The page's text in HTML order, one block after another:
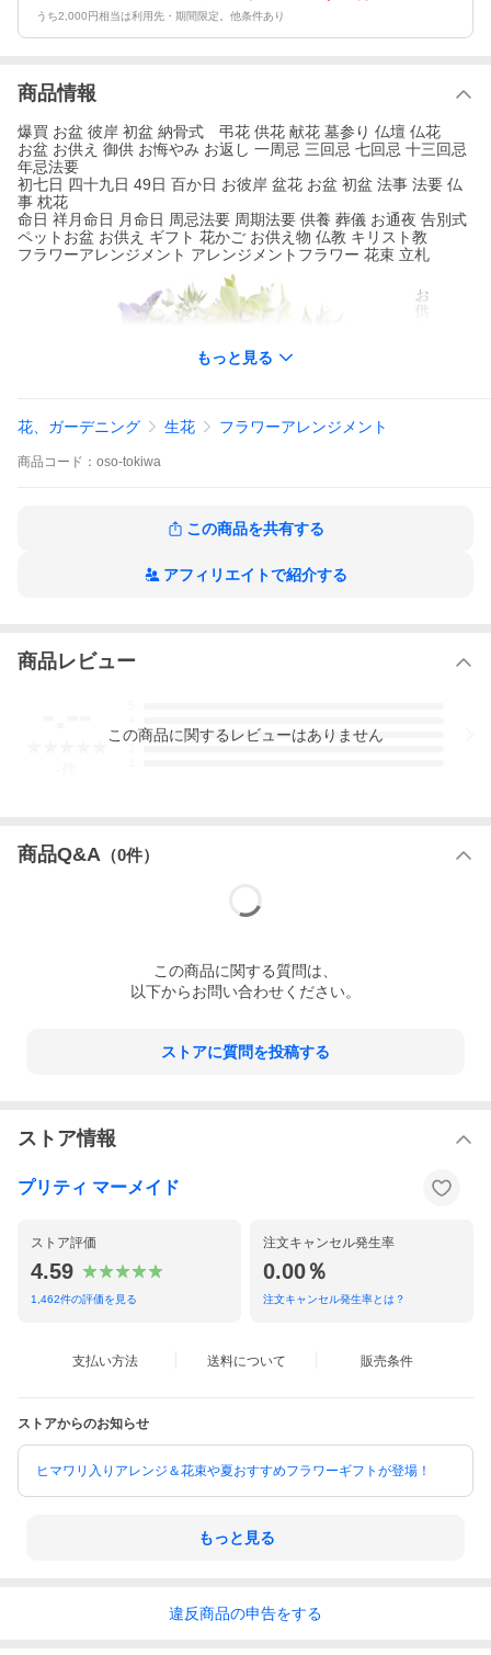
うち2,000円相当は利用先・期間限定。他条件あり
商品情報
爆買 お盆 彼岸 初盆 納骨式 弔花 供花 献花 墓参り 仏壇 仏花
お盆 お供え 御供 お悔やみ お返し 一周忌 三回忌 七回忌 十三回忌
年忌法要
初七日 四十九日 49日 百か日 お彼岸 盆花 お盆 初盆 法事 法要 仏
事 枕花
命日 祥月命日 月命日 周忌法要 周期法要 供養 葬儀 お通夜 告別式
ペットお盆 お供え ギフト 花かご お供え物 仏教 キリスト教
フラワーアレンジメント アレンジメントフラワー 花束 立札
豪華で本格的なお供えのアレンジ。
ラッピング・メッセージカード無料/立て札も対応可
※お花の内容・器などは入荷状況により変更になる場合がござい
もっと見る
花、ガーデニング 生花 フラワーアレンジメント
商品 コード： oso-tokiwa
この商品を共有する
アフィリエイトで紹介する
商品レビュー
3
この商品に関するレビューはありません
商品Q&A （0件）
この商品に関する質問は、
以下からお問い合わせください。
ストアに質問を投稿する
ストア情報
プリティ マーメイド
ストア評価
4.59
1,462件の評価を見る
注文キャンセル発生率
0.00％
注文キャンセル発生率とは？
支払い方法 送料について 販売条件
ストアからのお知らせ
ヒマワリ入りアレンジ＆花束や夏おすすめフラワーギフトが登場！
もっと見る
違反商品の申告をする